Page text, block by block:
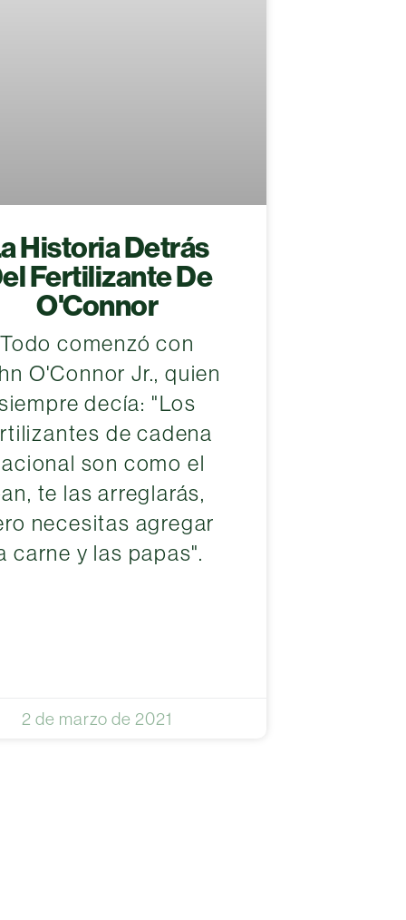
Historia Detrás
Fertilizante De
O'Connor
Todo comenzó con
O'Connor Jr., quien
decía: "Los
de cadena
son como el
te las arreglarás,
necesitas agregar
carne y las papas".
2 de marzo de 2021